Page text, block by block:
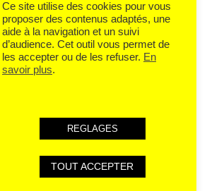
et données personnelles
Ce site utilise des cookies pour vous
proposer des contenus adaptés, une
aide à la navigation et un suivi
d’audience. Cet outil vous permet de
les accepter ou de les refuser. En
savoir plus.
REGLAGES
TOUT ACCEPTER